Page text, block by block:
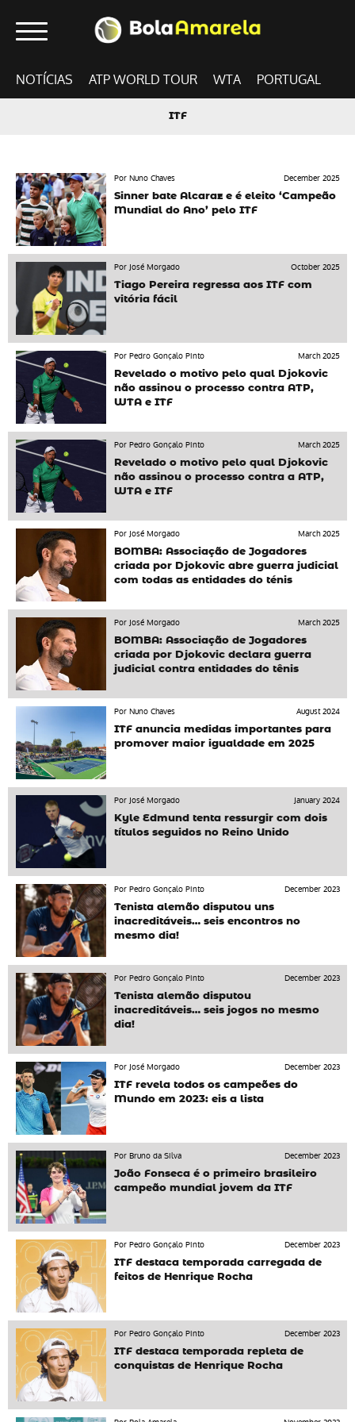
NOTÍCIAS ATP WORLD TOUR WTA PORTUGAL
ITF
Por Nuno Chaves
December 2025
Sinner bate Alcaraz e é eleito ‘Campeão
Mundial do Ano’ pelo ITF
Por José Morgado
October 2025
Tiago Pereira regressa aos ITF com
vitória fácil
Por Pedro Gonçalo Pinto
March 2025
Revelado o motivo pelo qual Djokovic
não assinou o processo contra ATP,
WTA e ITF
Por Pedro Gonçalo Pinto
March 2025
Revelado o motivo pelo qual Djokovic
não assinou o processo contra a ATP,
WTA e ITF
Por José Morgado
March 2025
BOMBA: Associação de Jogadores
criada por Djokovic abre guerra judicial
com todas as entidades do ténis
Por José Morgado
March 2025
BOMBA: Associação de Jogadores
criada por Djokovic declara guerra
judicial contra entidades do tênis
Por Nuno Chaves
August 2024
ITF anuncia medidas importantes para
promover maior igualdade em 2025
Por José Morgado
January 2024
Kyle Edmund tenta ressurgir com dois
títulos seguidos no Reino Unido
Por Pedro Gonçalo Pinto
December 2023
Tenista alemão disputou uns
inacreditáveis… seis encontros no
mesmo dia!
Por Pedro Gonçalo Pinto
December 2023
Tenista alemão disputou
inacreditáveis… seis jogos no mesmo
dia!
Por José Morgado
December 2023
ITF revela todos os campeões do
Mundo em 2023: eis a lista
Por Bruno da Silva
December 2023
João Fonseca é o primeiro brasileiro
campeão mundial jovem da ITF
Por Pedro Gonçalo Pinto
December 2023
ITF destaca temporada carregada de
feitos de Henrique Rocha
Por Pedro Gonçalo Pinto
December 2023
ITF destaca temporada repleta de
conquistas de Henrique Rocha